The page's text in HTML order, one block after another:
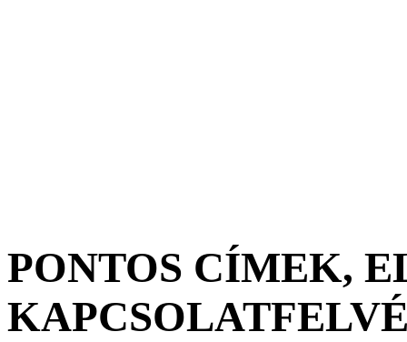
PONTOS CÍMEK,